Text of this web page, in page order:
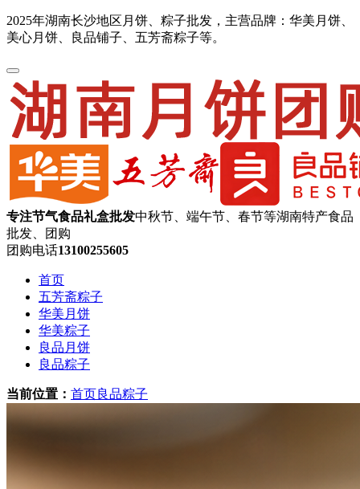
2025年湖南长沙地区月饼、粽子批发，主营品牌：华美月饼、
美心月饼、良品铺子、五芳斋粽子等。
专注节气食品礼盒批发中秋节、端午节、春节等湖南特产食品
批发、团购
团购电话13100255605
首页
五芳斋粽子
华美月饼
华美粽子
良品月饼
良品粽子
当前位置： 首页良品粽子